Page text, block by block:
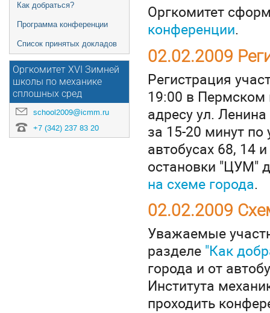
Как добраться?
Программа конференции
Список принятых докладов
Оргкомитет XVI Зимней
школы по механике
сплошных сред
school2009@icmm.ru
+7 (342) 237 83 20
Оргкомитет
конференции.
02.02.2009
Регистрация
19:00 в
адресу ул.
за 15-20 минут по
автобусах 68, 14
остановки "ЦУМ"
на схеме города.
02.02.2009
Уважаемые
разделе "Как
города и от
Института
проходить